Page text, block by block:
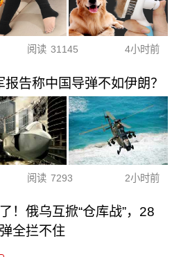
阅读 31145 4小时前
告称中国导弹不如伊朗？
阅读 7293 2小时前
！俄乌互掀“仓库战”，28
全拦不住